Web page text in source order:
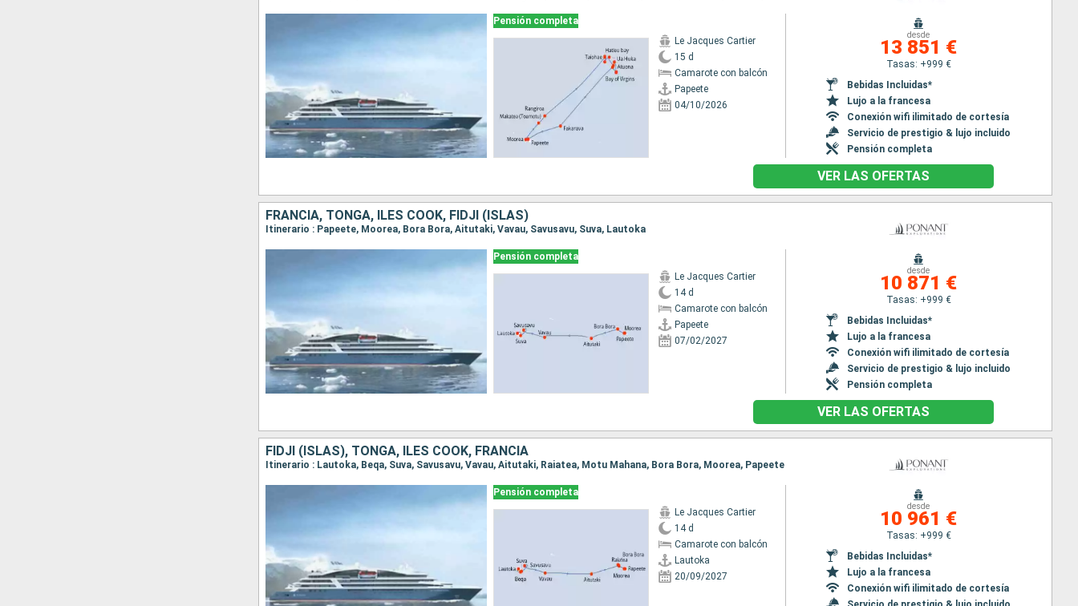
Pensión completa
Le Jacques Cartier
15 d
Camarote con balcón
Papeete
04/10/2026
desde
13 851 €
Tasas: +999 €
Bebidas Incluidas*
Lujo a la francesa
Conexión wifi ilimitado de cortesía
Servicio de prestigio & lujo incluido
Pensión completa
VER LAS OFERTAS
FRANCIA, TONGA, ILES COOK, FIDJI (ISLAS)
Itinerario : Papeete, Moorea, Bora Bora, Aitutaki, Vavau, Savusavu, Suva, Lautoka
Pensión completa
Le Jacques Cartier
14 d
Camarote con balcón
Papeete
07/02/2027
desde
10 871 €
Tasas: +999 €
Bebidas Incluidas*
Lujo a la francesa
Conexión wifi ilimitado de cortesía
Servicio de prestigio & lujo incluido
Pensión completa
VER LAS OFERTAS
FIDJI (ISLAS), TONGA, ILES COOK, FRANCIA
Itinerario : Lautoka, Beqa, Suva, Savusavu, Vavau, Aitutaki, Raiatea, Motu Mahana, Bora Bora, Moorea, Papeete
Pensión completa
Le Jacques Cartier
14 d
Camarote con balcón
Lautoka
20/09/2027
desde
10 961 €
Tasas: +999 €
Bebidas Incluidas*
Lujo a la francesa
Conexión wifi ilimitado de cortesía